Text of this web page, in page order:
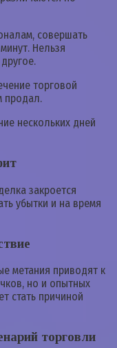
совершать
Нельзя
торговой
продал.
нескольких дней
закроется
убытки и на время
метания приводят к
но и опытных
стать причиной
торговли